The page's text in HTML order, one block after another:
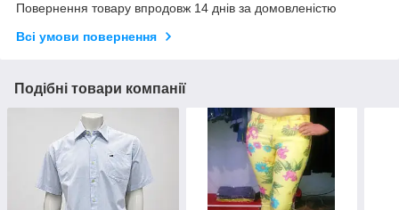
Повернення товару впродовж 14 днів за домовленістю
Всі умови повернення
Подібні товари компанії